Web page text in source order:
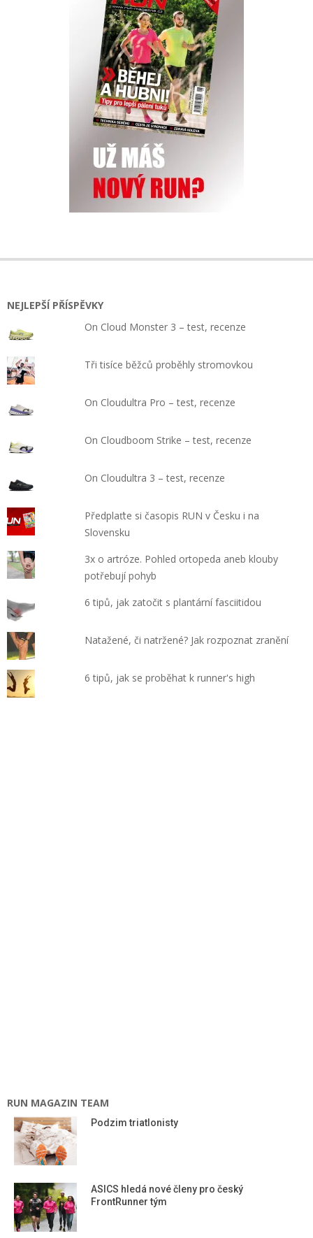
NEJLEPŠÍ PŘÍSPĚVKY
On Cloud Monster 3 – test, recenze
Tři tisíce běžců proběhly stromovkou
On Cloudultra Pro – test, recenze
On Cloudboom Strike – test, recenze
On Cloudultra 3 – test, recenze
Předplaťte si časopis RUN v Česku i na
Slovensku
3x o artróze. Pohled ortopeda aneb klouby
potřebují pohyb
6 tipů, jak zatočit s plantární fasciitidou
Natažené, či natržené? Jak rozpoznat zranění
6 tipů, jak se proběhat k runner's high
RUN MAGAZIN TEAM
Podzim triatlonisty
ASICS hledá nové členy pro český
FrontRunner tým